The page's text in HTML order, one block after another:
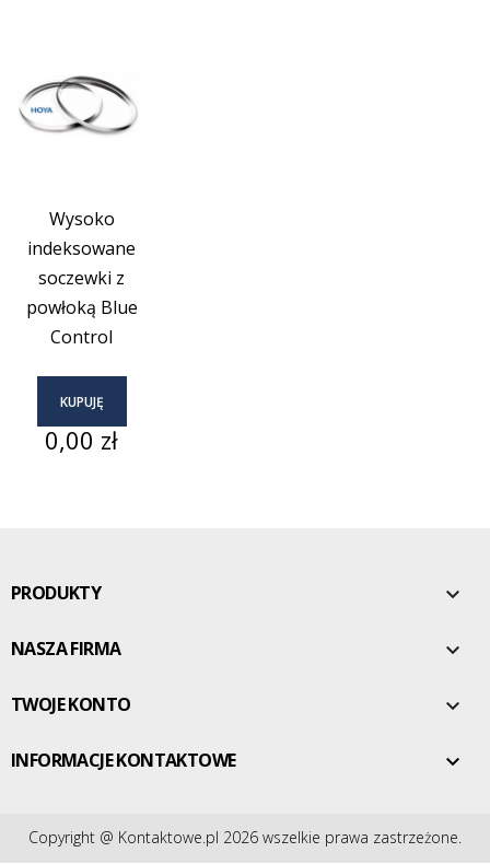
Wysoko
indeksowane
soczewki z
powłoką Blue
Control
KUPUJĘ
Cena
0,00 zł
PRODUKTY 
NASZA FIRMA 
TWOJE KONTO 
INFORMACJE KONTAKTOWE 
Copyright @ Kontaktowe.pl 2026 wszelkie prawa zastrzeżone.